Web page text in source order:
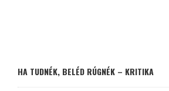
HA TUDNÉK, BELÉD RÚGNÉK – KRITIKA